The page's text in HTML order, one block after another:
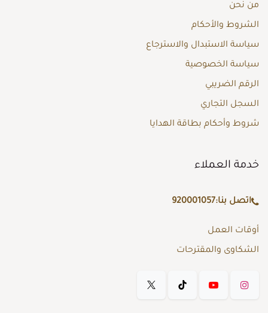
من نحن
الشروط والأحكام
سياسة الاستبدال والاسترجاع
سياسة الخصوصية
الرقم الضريبي
السجل التجاري
شروط وأحكام بطاقة الهدايا
خدمة العملاء
اتصل بنا:920001057
أوقات العمل
الشكاوى والمقترحات